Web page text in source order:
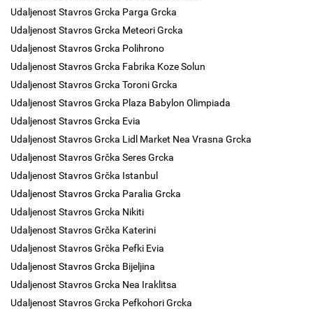
Udaljenost Stavros Grcka Parga Grcka
Udaljenost Stavros Grcka Meteori Grcka
Udaljenost Stavros Grcka Polihrono
Udaljenost Stavros Grcka Fabrika Koze Solun
Udaljenost Stavros Grcka Toroni Grcka
Udaljenost Stavros Grcka Plaza Babylon Olimpiada
Udaljenost Stavros Grcka Evia
Udaljenost Stavros Grcka Lidl Market Nea Vrasna Grcka
Udaljenost Stavros Grčka Seres Grcka
Udaljenost Stavros Grčka Istanbul
Udaljenost Stavros Grcka Paralia Grcka
Udaljenost Stavros Grcka Nikiti
Udaljenost Stavros Grčka Katerini
Udaljenost Stavros Grčka Pefki Evia
Udaljenost Stavros Grcka Bijeljina
Udaljenost Stavros Grcka Nea Iraklitsa
Udaljenost Stavros Grcka Pefkohori Grcka